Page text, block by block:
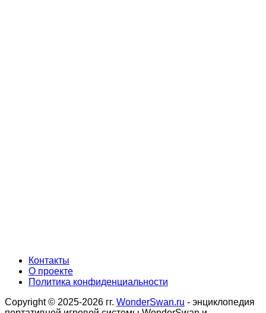
Контакты
О проекте
Политика конфиденциальности
Copyright © 2025-2026 гг. WonderSwan.ru - энциклопедия